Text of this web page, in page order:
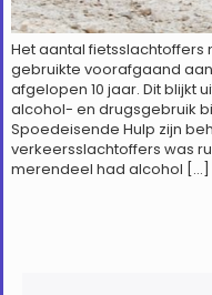
Het aantal
gebruikte voorafgaand
afgelopen 10 jaar. Dit blijkt
alcohol- en drugsgebruik
Spoedeisende Hulp zijn
verkeersslachtoffers was
merendeel had alcohol […]